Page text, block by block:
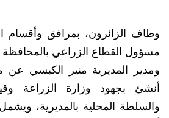
وطاف الزائرون، بمرافق وأقسام
مسؤول القطاع الزراعي
ومدير المديرية منير الكبسي عن
أنشئ بجهود وزارة الزراعة
والسلطة المحلية بالمديرية،